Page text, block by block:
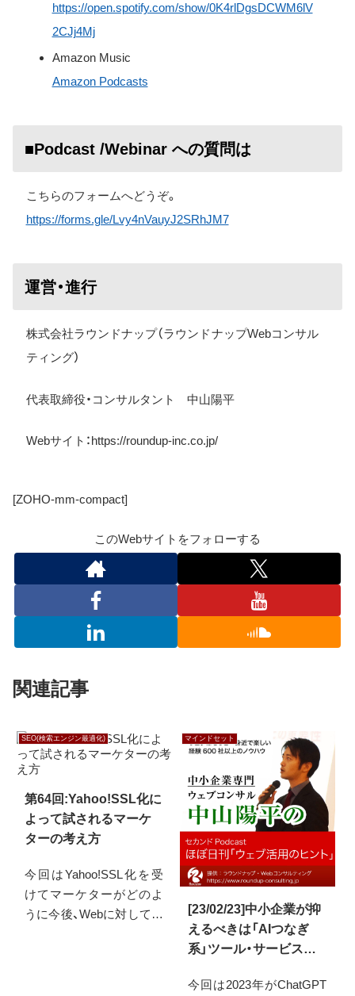
https://open.spotify.com/show/0K4rlDgsDCWM6lV
2CJj4Mj
Amazon Music
Amazon Podcasts
■Podcast /Webinar への質問は
こちらのフォームへどうぞ。
https://forms.gle/Lvy4nVauyJ2SRhJM7
運営・進行
株式会社ラウンドナップ（ラウンドナップWebコンサル
ティング）
代表取締役・コンサルタント 中山陽平
Webサイト：https://roundup-inc.co.jp/
[ZOHO-mm-compact]
このWebサイトをフォローする
関連記事
SEO(検索エンジン最適化)
第64回:Yahoo!SSL化に
よって試されるマーケ
ターの考え方
今回はYahoo!SSL化を受
けてマーケターがどのよ
うに今後、Webに対して向
マインドセット
[23/02/23]中小企業が抑
えるべきは「AIつなぎ
系」ツール・サービスで
今回は2023年がChatGPT